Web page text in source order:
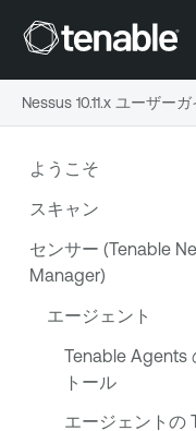
ようこそ
スキャン
センサー (Tenable
Manager)
エージェント
Tenable Agents
トール
エージェントの
Nessus 10.11.x ユーザーガ